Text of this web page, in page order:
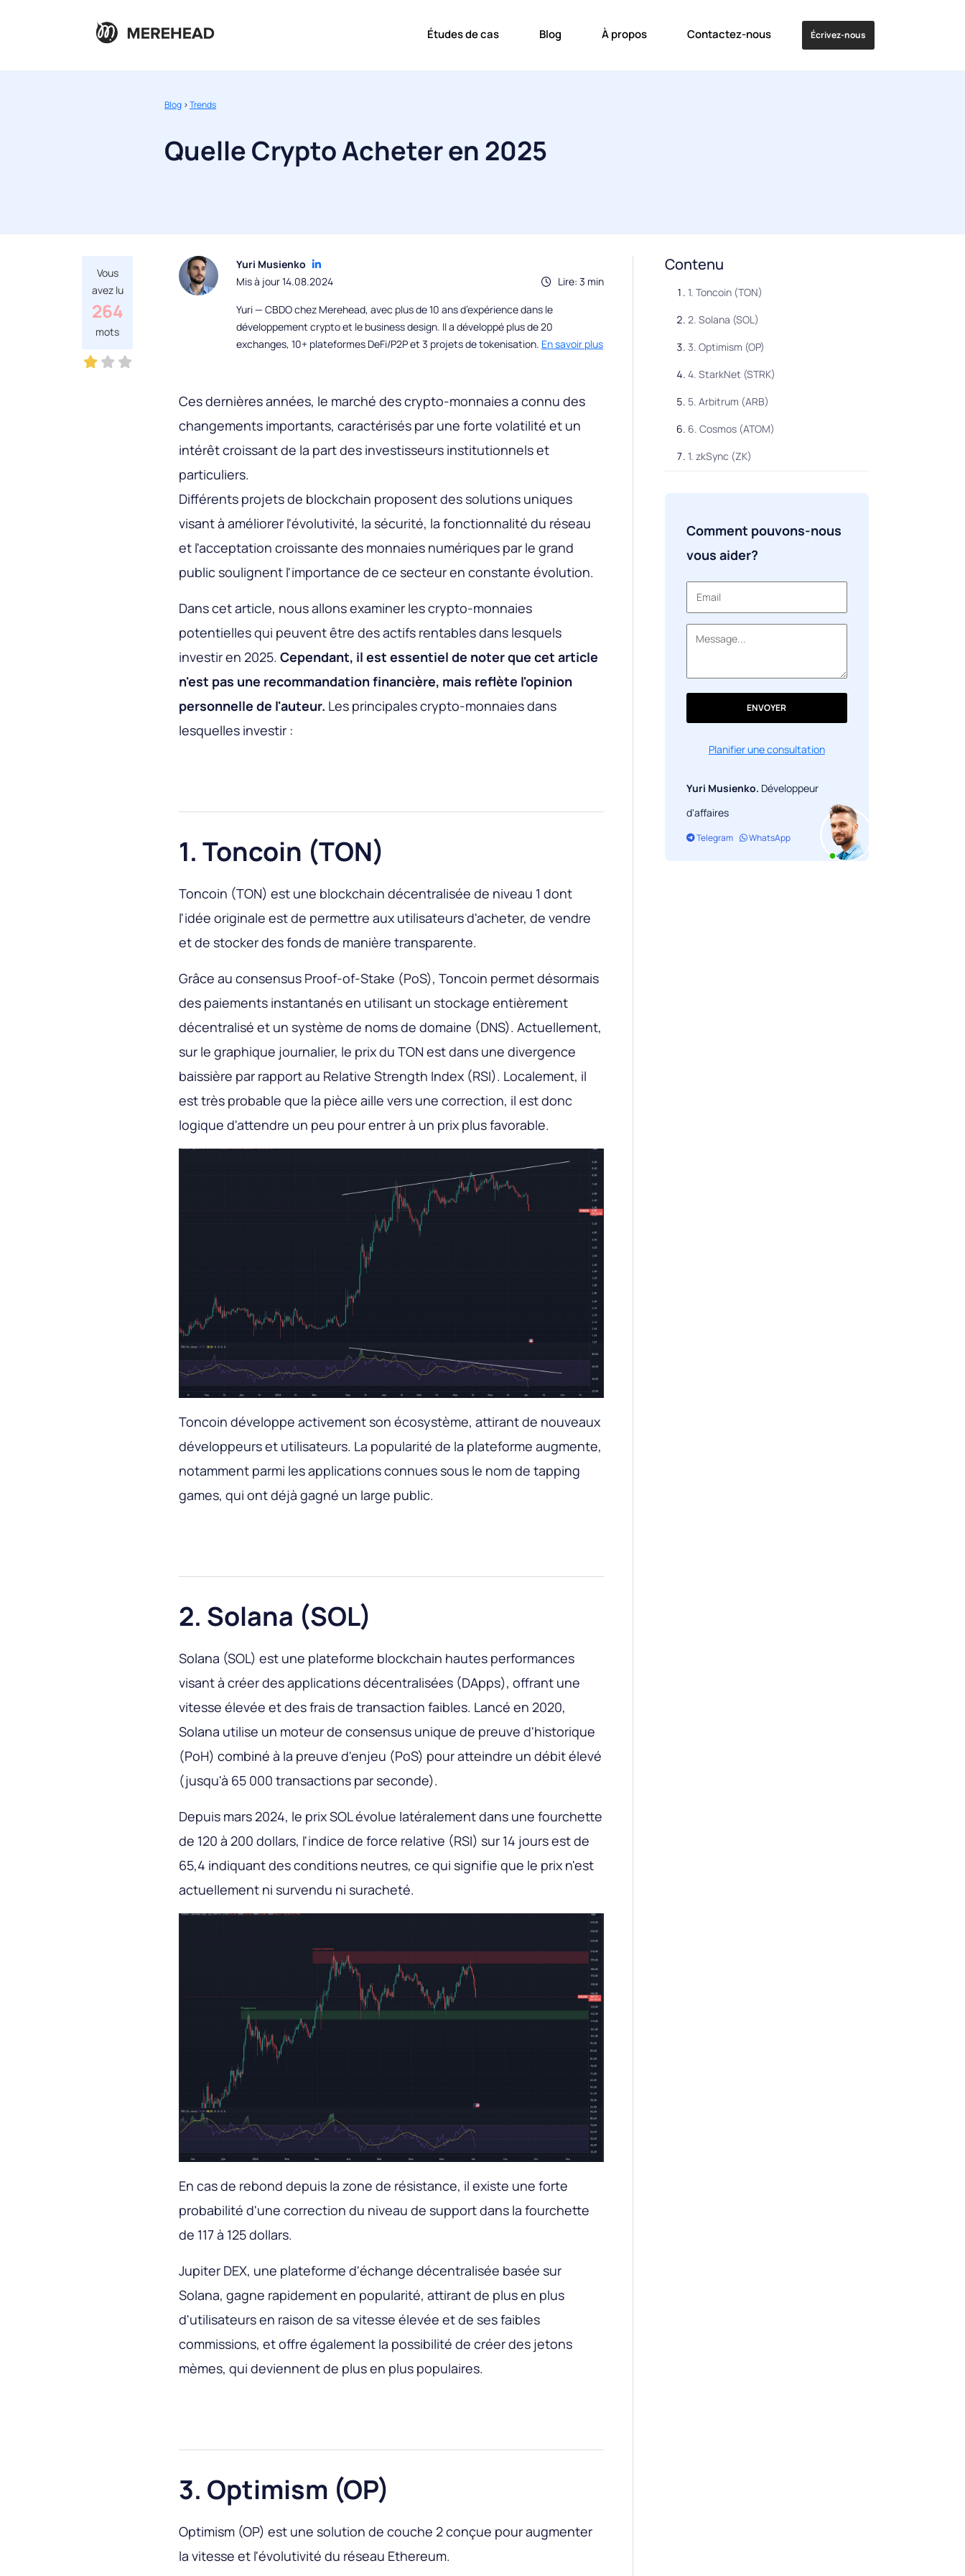
Études de cas Blog À propos Contactez-nous Écrivez-nous
Blog >Trends
Quelle Crypto Acheter en 2025
Vous
avez lu
264
mots
Yuri Musienko
Lire: 3 min
Mis à jour 14.08.2024
Yuri — CBDO chez Merehead, avec plus de 10 ans d’expérience dans le
développement crypto et le business design. Il a développé plus de 20
exchanges, 10+ plateformes DeFi/P2P et 3 projets de tokenisation. En savoir plus
Ces dernières années, le marché des crypto-monnaies a connu des
changements importants, caractérisés par une forte volatilité et un
intérêt croissant de la part des investisseurs institutionnels et
particuliers.
Différents projets de blockchain proposent des solutions uniques
visant à améliorer l'évolutivité, la sécurité, la fonctionnalité du réseau
et l'acceptation croissante des monnaies numériques par le grand
public soulignent l'importance de ce secteur en constante évolution.
Dans cet article, nous allons examiner les crypto-monnaies
potentielles qui peuvent être des actifs rentables dans lesquels
investir en 2025. Cependant, il est essentiel de noter que cet article
n'est pas une recommandation financière, mais reflète l'opinion
personnelle de l'auteur. Les principales crypto-monnaies dans
lesquelles investir :
1. Toncoin (TON)
Toncoin (TON) est une blockchain décentralisée de niveau 1 dont
l'idée originale est de permettre aux utilisateurs d'acheter, de vendre
et de stocker des fonds de manière transparente.
Grâce au consensus Proof-of-Stake (PoS), Toncoin permet désormais
des paiements instantanés en utilisant un stockage entièrement
décentralisé et un système de noms de domaine (DNS). Actuellement,
sur le graphique journalier, le prix du TON est dans une divergence
baissière par rapport au Relative Strength Index (RSI). Localement, il
est très probable que la pièce aille vers une correction, il est donc
logique d'attendre un peu pour entrer à un prix plus favorable.
Toncoin développe activement son écosystème, attirant de nouveaux
développeurs et utilisateurs. La popularité de la plateforme augmente,
notamment parmi les applications connues sous le nom de tapping
games, qui ont déjà gagné un large public.
2. Solana (SOL)
Solana (SOL) est une plateforme blockchain hautes performances
visant à créer des applications décentralisées (DApps), offrant une
vitesse élevée et des frais de transaction faibles. Lancé en 2020,
Solana utilise un moteur de consensus unique de preuve d'historique
(PoH) combiné à la preuve d'enjeu (PoS) pour atteindre un débit élevé
(jusqu'à 65 000 transactions par seconde).
Depuis mars 2024, le prix SOL évolue latéralement dans une fourchette
de 120 à 200 dollars, l'indice de force relative (RSI) sur 14 jours est de
65,4 indiquant des conditions neutres, ce qui signifie que le prix n'est
actuellement ni survendu ni suracheté.
En cas de rebond depuis la zone de résistance, il existe une forte
probabilité d'une correction du niveau de support dans la fourchette
de 117 à 125 dollars.
Jupiter DEX, une plateforme d'échange décentralisée basée sur
Solana, gagne rapidement en popularité, attirant de plus en plus
d'utilisateurs en raison de sa vitesse élevée et de ses faibles
commissions, et offre également la possibilité de créer des jetons
mèmes, qui deviennent de plus en plus populaires.
3. Optimism (OP)
Optimism (OP) est une solution de couche 2 conçue pour augmenter
la vitesse et l'évolutivité du réseau Ethereum.
Contenu
1. Toncoin (TON)
2. Solana (SOL)
3. Optimism (OP)
4. StarkNet (STRK)
5. Arbitrum (ARB)
6. Cosmos (ATOM)
1. zkSync (ZK)
4. Helium (HNT)
Comment pouvons-nous
vous aider?
ENVOYER
Planifier une consultation
Yuri Musienko. Développeur
d'affaires
Telegram WhatsApp